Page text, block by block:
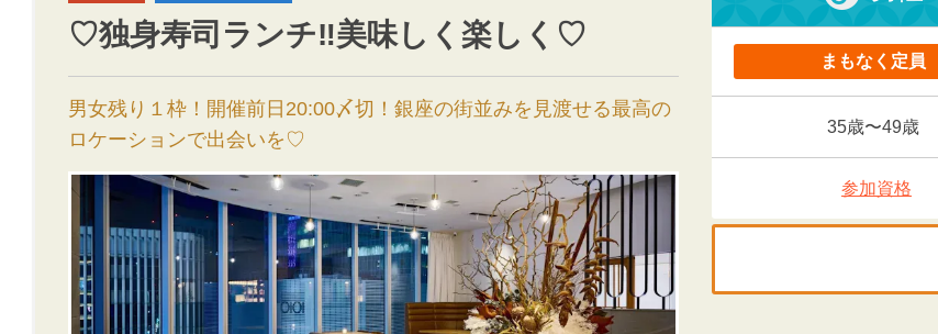
♡独身寿司ランチ‼️美味しく楽しく♡
男女残り１枠！開催前日20:00〆切！銀座の街並みを見渡せる最高の
ロケーションで出会いを♡
まもなく定員
35歳〜49歳
参加資格